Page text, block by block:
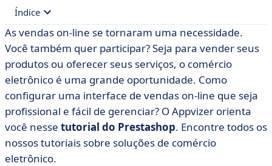
Índice
• O CMS gratuito e as extensões do Prestashop
• Tutorial do Prestashop: para ajudar você a vender on-
line
As vendas on-line se tornaram uma necessidade.
Você também quer participar? Seja para vender seus
produtos ou oferecer seus serviços, o comércio
eletrônico é uma grande oportunidade. Como
configurar uma interface de vendas on-line que seja
profissional e fácil de gerenciar? O Appvizer orienta
você nesse tutorial do Prestashop. Encontre todos os
nossos tutoriais sobre soluções de comércio
eletrônico.